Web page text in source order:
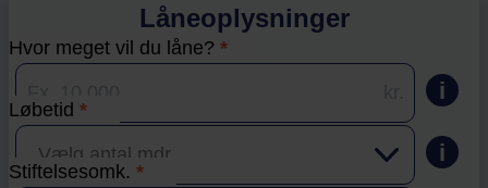
Låneoplysninger
Hvor meget vil du låne? *
i
Løbetid *
i
Stiftelsesomk. *